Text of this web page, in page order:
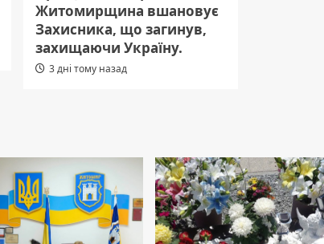
Житомирщина вшановує
Захисника, що загинув,
захищаючи Україну.
3 дні тому назад